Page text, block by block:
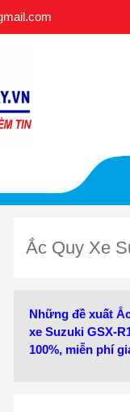
Ắc Quy Xe
Những đề xuất
xe Suzuki GSX-
100%, miễn phí